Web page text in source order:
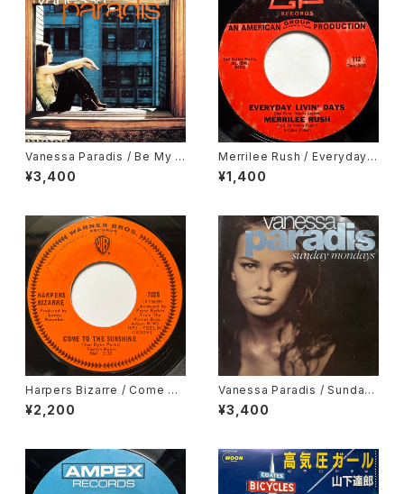
Vanessa Paradis / Be My B
aby
¥3,400
Merrilee Rush / Everyday li
vin’ Days, Your Loving Eye
s Are Blind
¥1,400
Harpers Bizarre / Come To
The Sunshine
¥2,200
Vanessa Paradis / Sunday
Mondays
¥3,400